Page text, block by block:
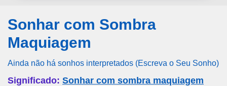
Sonhar com Sombra
Maquiagem
Ainda não há sonhos interpretados (Escreva o Seu Sonho)
Significado: Sonhar com sombra maquiagem